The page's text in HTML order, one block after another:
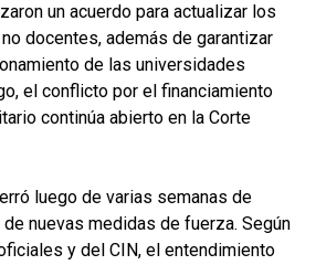
un acuerdo para actualizar los
docentes, además de garantizar
de las universidades
el conflicto por el financiamiento
continúa abierto en la Corte
luego de varias semanas de
nuevas medidas de fuerza. Según
y del CIN, el entendimiento